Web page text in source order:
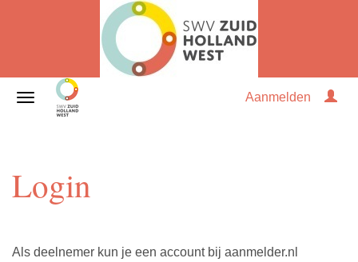
Aanmelden
Login
Als deelnemer kun je een account bij aanmelder.nl